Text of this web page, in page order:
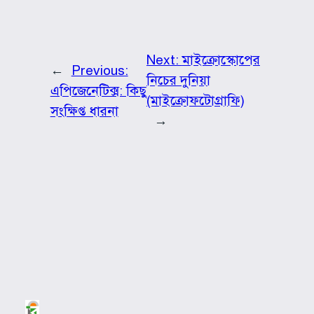
←
Previous:
এপিজেনেটিক্স: কিছু
সংক্ষিপ্ত ধারনা
Next:মাইক্রোস্কোপের
নিচের দুনিয়া
(মাইক্রোফটোগ্রাফি)
→